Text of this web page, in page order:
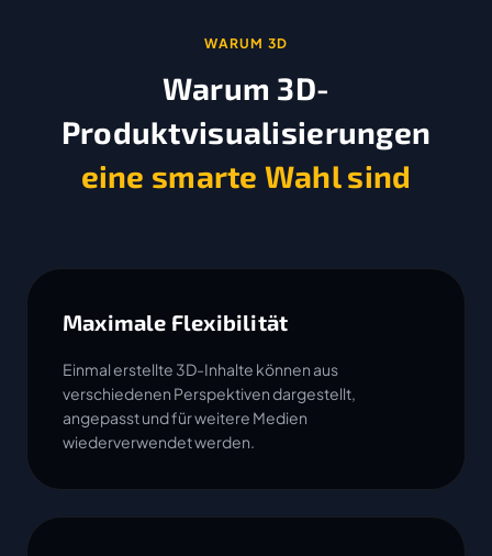
WARUM 3D
Warum 3D-
Produktvisualisierungen
eine smarte Wahl sind
Maximale Flexibilität
Einmal erstellte 3D-Inhalte können aus
verschiedenen Perspektiven dargestellt,
angepasst und für weitere Medien
wiederverwendet werden.